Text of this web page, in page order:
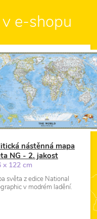
e-shopu
nástěnná mapa
NG - 2. jakost
x 122 cm
světa z edice National
v modrém ladění.